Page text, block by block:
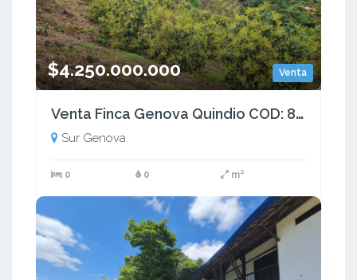
Venta
$4.250.000.000
Venta Finca Genova Quindio COD: 8035924
Sur Genova
0 0 m²